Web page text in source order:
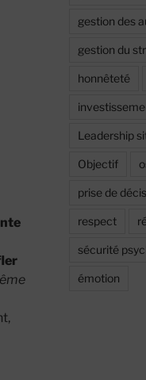
gestion des
gestion du
honnêteté
Leadership
Objectif
prise de
respect
sécurité
émotion